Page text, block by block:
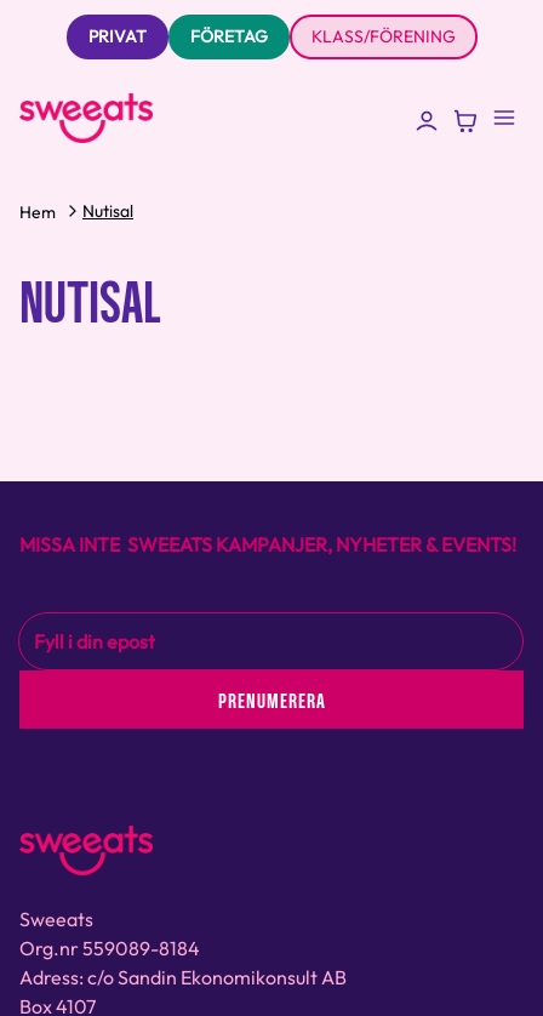
PRIVAT FÖRETAG KLASS/FÖRENING
Hem Nutisal
NUTISAL
MISSA INTE SWEEATS KAMPANJER, NYHETER & EVENTS!
PRENUMERERA
Sweeats
Org.nr 559089-8184
Adress: c/o Sandin Ekonomikonsult AB
Box 4107